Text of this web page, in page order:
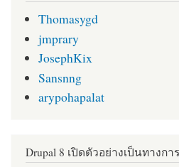
Thomasygd
jmprary
JosephKix
Sansnng
arypohapalat
Drupal 8 เปิดตัวอย่างเป็นทางการ